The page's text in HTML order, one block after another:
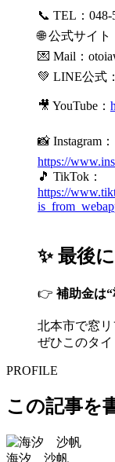
📞 TEL：048-
🌐 公式サイト
💌 Mail：
💚 LINE公式：
🎥 YouTube：
📸 Instagram：
https://
🎵 TikTok：
https://
✨ 最後に
👉 補助金は“
北本市で窓リ
ぜひこのタイ
PROFILE
この記事を
海汐 沙帆